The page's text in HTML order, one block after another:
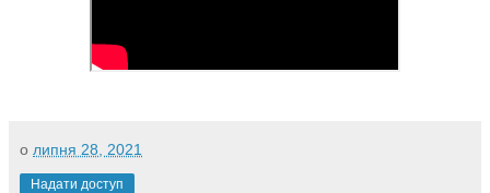
о липня 28, 2021
Надати доступ